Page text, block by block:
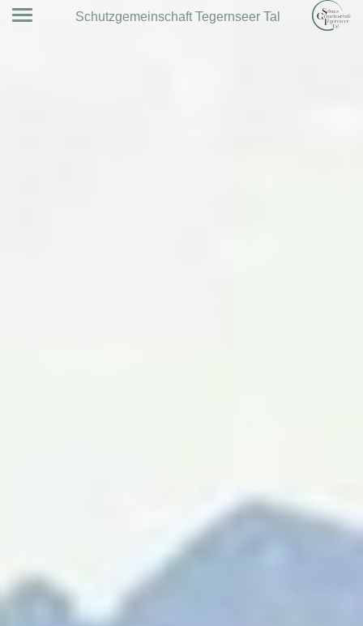
Schutzgemeinschaft Tegernseer Tal